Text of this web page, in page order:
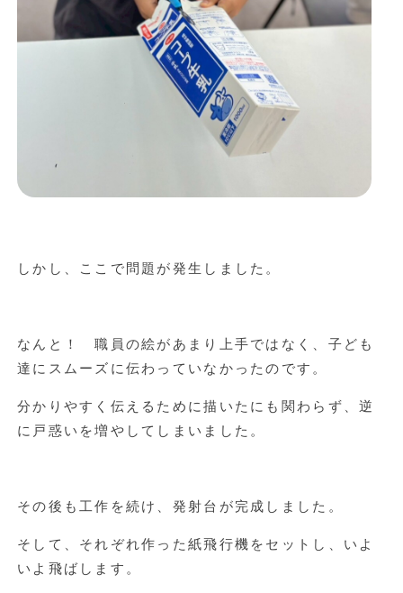
しかし、ここで問題が発生しました。
なんと！ 職員の絵があまり上手ではなく、子ども
達にスムーズに伝わっていなかったのです。
分かりやすく伝えるために描いたにも関わらず、逆
に戸惑いを増やしてしまいました。
その後も工作を続け、発射台が完成しました。
そして、それぞれ作った紙飛行機をセットし、いよ
いよ飛ばします。